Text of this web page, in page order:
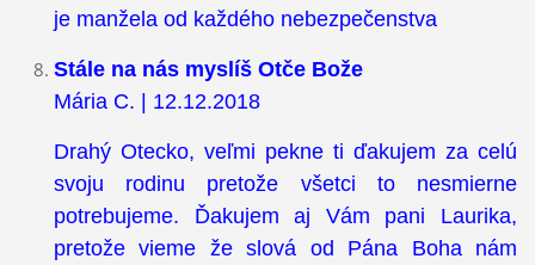
je manžela od každého nebezpečenstva
Stále na nás myslíš Otče Bože
Mária C. | 12.12.2018
Drahý Otecko, veľmi pekne ti ďakujem za celú
svoju rodinu pretože všetci to nesmierne
potrebujeme. Ďakujem aj Vám pani Laurika,
pretože vieme že slová od Pána Boha nám